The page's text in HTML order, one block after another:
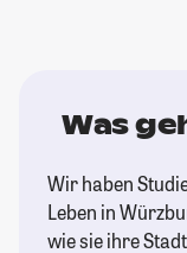
Was
Wir haben
Leben in
wie sie ihre